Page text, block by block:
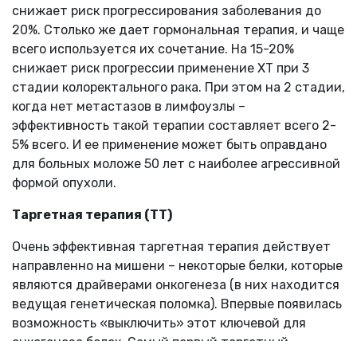
снижает риск прогрессирования заболевания до
20%. Столько же дает гормональная терапия, и чаще
всего используется их сочетание. На 15-20%
снижает риск прогрессии применение ХТ при 3
стадии колоректального рака. При этом на 2 стадии,
когда нет метастазов в лимфоузлы –
эффективность такой терапии составляет всего 2-
5% всего. И ее применение может быть оправдано
для больных моложе 50 лет с наиболее агрессивной
формой опухоли.
Таргетная терапия (ТТ)
Очень эффективная таргетная терапия действует
направленно на мишени – некоторые белки, которые
являются драйверами онкогенеза (в них находится
ведущая генетическая поломка). Впервые появилась
возможность «выключить» этот ключевой для